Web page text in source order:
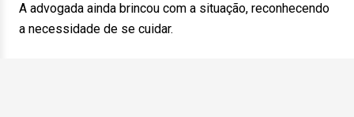
A advogada ainda brincou com a situação, reconhecendo
a necessidade de se cuidar.